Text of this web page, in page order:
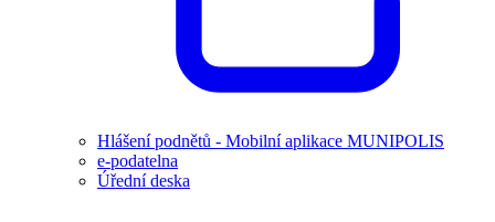
Hlášení podnětů - Mobilní aplikace MUNIPOLIS
e-podatelna
Úřední deska